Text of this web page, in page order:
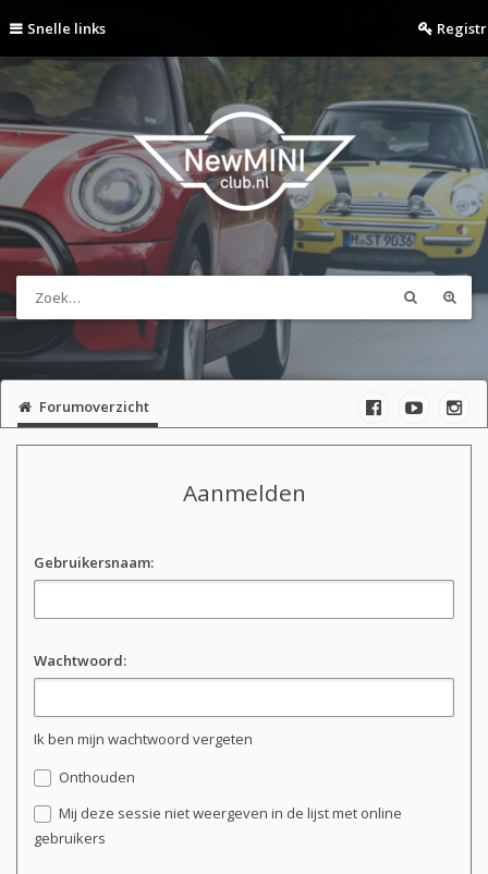
Snelle links
Forumoverzicht
Aanmelden
Gebruikersnaam:
Wachtwoord:
Ik ben mijn wachtwoord vergeten
Onthouden
Mij deze sessie niet weergeven in de lijst met online
gebruikers